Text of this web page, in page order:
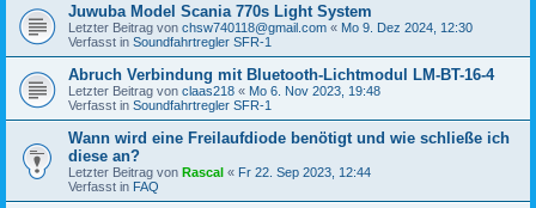
Juwuba Model Scania 770s Light System
Letzter Beitrag von chsw740118@gmail.com « Mo 9. Dez 2024, 12:30
Verfasst in Soundfahrtregler SFR-1
Abruch Verbindung mit Bluetooth-Lichtmodul LM-BT-16-4
Letzter Beitrag von claas218 « Mo 6. Nov 2023, 19:48
Verfasst in Soundfahrtregler SFR-1
Wann wird eine Freilaufdiode benötigt und wie schließe ich
diese an?
Letzter Beitrag von Rascal « Fr 22. Sep 2023, 12:44
Verfasst in FAQ